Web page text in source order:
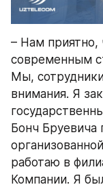
– Нам приятно,
современным
Мы,
внимания. Я
Бонч Бруевича
работаю в
Компании. Я